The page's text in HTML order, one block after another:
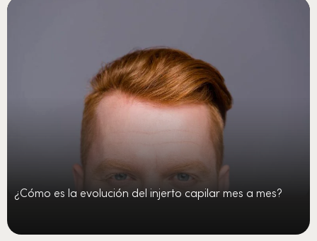
¿Cómo es la evolución del injerto capilar mes a mes?